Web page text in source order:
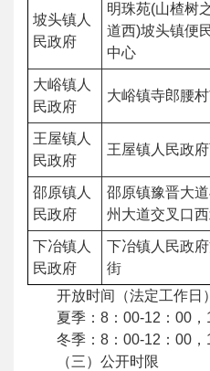
坡头镇人
民政府
明珠苑(山楂树
道西)坡头镇便
中心
大峪镇人
民政府
大峪镇寺郎腰
王屋镇人
民政府
王屋镇人民政
邵原镇人
民政府
邵原镇豫晋大
州大道交叉口
下冶镇人
民政府
下冶镇人民政
街
开放时间（法定工作日
夏季：8：00-12：00
冬季：8：00-12：00
（三）公开时限